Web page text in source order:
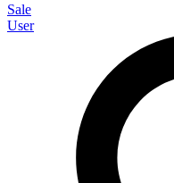
Sale
User